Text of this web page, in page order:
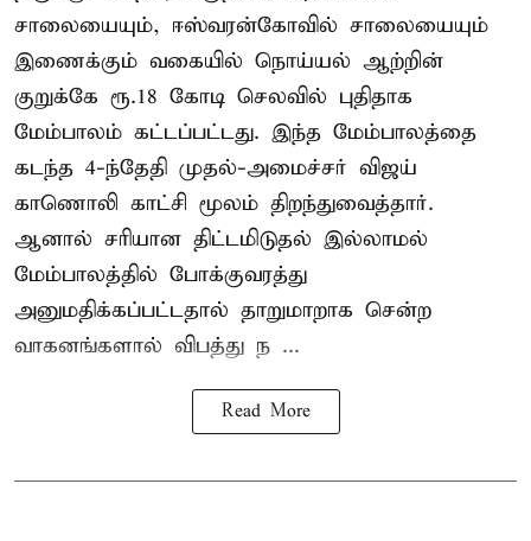
சாலையையும், ஈஸ்வரன்கோவில் சாலையையும்
இணைக்கும் வகையில் நொய்யல் ஆற்றின்
குறுக்கே ரூ.18 கோடி செலவில் புதிதாக
மேம்பாலம் கட்டப்பட்டது. இந்த மேம்பாலத்தை
கடந்த 4-ந்தேதி முதல்-அமைச்சர் விஜய்
காணொலி காட்சி மூலம் திறந்துவைத்தார்.
ஆனால் சரியான திட்டமிடுதல் இல்லாமல்
மேம்பாலத்தில் போக்குவரத்து
அனுமதிக்கப்பட்டதால் தாறுமாறாக சென்ற
வாகனங்களால் விபத்து ந ...
Read More